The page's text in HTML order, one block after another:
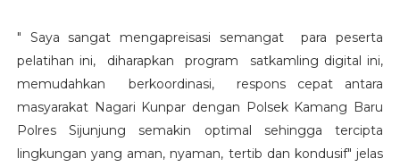
" Saya sangat mengapreisasi semangat para peserta
pelatihan ini, diharapkan program satkamling digital ini,
memudahkan berkoordinasi, respons cepat antara
masyarakat Nagari Kunpar dengan Polsek Kamang Baru
Polres Sijunjung semakin optimal sehingga tercipta
lingkungan yang aman, nyaman, tertib dan kondusif" jelas